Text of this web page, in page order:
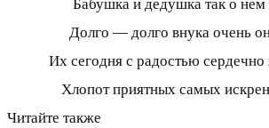
Бабушка и дедушка так о нем
Долго — долго внука очень
Их сегодня с радостью
Хлопот приятных самых
Читайте также